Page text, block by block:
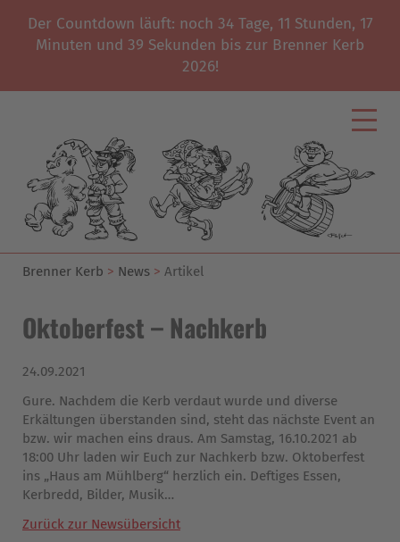
Der Countdown läuft: noch 34Tage, 11 Stunden, 17
Minuten und 39 Sekunden bis zur Brenner Kerb
2026!
Brenner Kerb News Artikel
Oktoberfest – Nachkerb
24.09.2021
Gure. Nachdem die Kerb verdaut wurde und diverse
Erkältungen überstanden sind, steht das nächste Event an
bzw. wir machen eins draus. Am Samstag, 16.10.2021 ab
18:00 Uhr laden wir Euch zur Nachkerb bzw. Oktoberfest
ins „Haus am Mühlberg“ herzlich ein. Deftiges Essen,
Kerbredd, Bilder, Musik…
Zurück zur Newsübersicht